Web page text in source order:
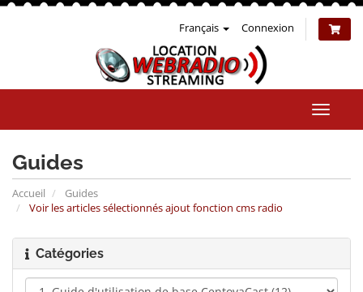
Français Connexion
la
Guides
Accueil
Guides
Voir les articles sélectionnés ajout fonction cms radio
Catégories